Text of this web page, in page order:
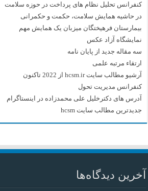
کنفرانس تحلیل نظام های پرداخت در حوزه سلامت
در حاشیه همایش سلامت، حکمت و حکمرانی
بیمارستان فرهیختگان میزبان یک همایش مهم
نمایشگاه آزاد عکس
سه مقاله جدید از پایان نامه
ارتقاء مرتبه علمی
آرشیو مطالب سایت hcsm.ir از 2022 تاکنون
کنفرانس مدیریت تحول
آدرس های دکترخلیل علی محمدزاده در اینستاگرام
جدیدترین مطالب سایت hcsm
آخرین دیدگاه‌ها